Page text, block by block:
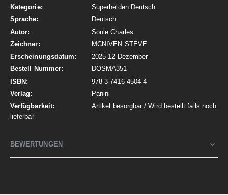
Informationen
Superhelden Deutsch
Deutsch
Soule Charles
MCNIVEN STEVE
2025 12 Dezember
DOSMA351
978-3-7416-4504-4
Panini
Artikel besorgbar / Wird bestellt falls noch
lieferbar
BEWERTUNGEN